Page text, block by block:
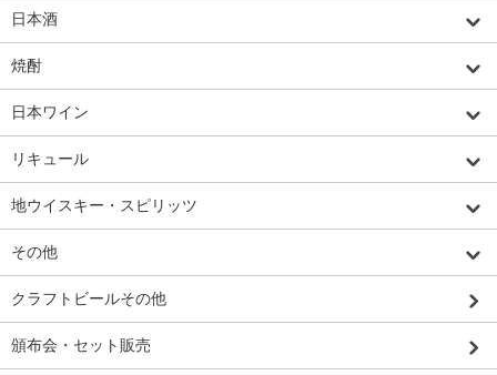
日本酒
焼酎
日本ワイン
リキュール
地ウイスキー・スピリッツ
その他
クラフトビールその他
頒布会・セット販売